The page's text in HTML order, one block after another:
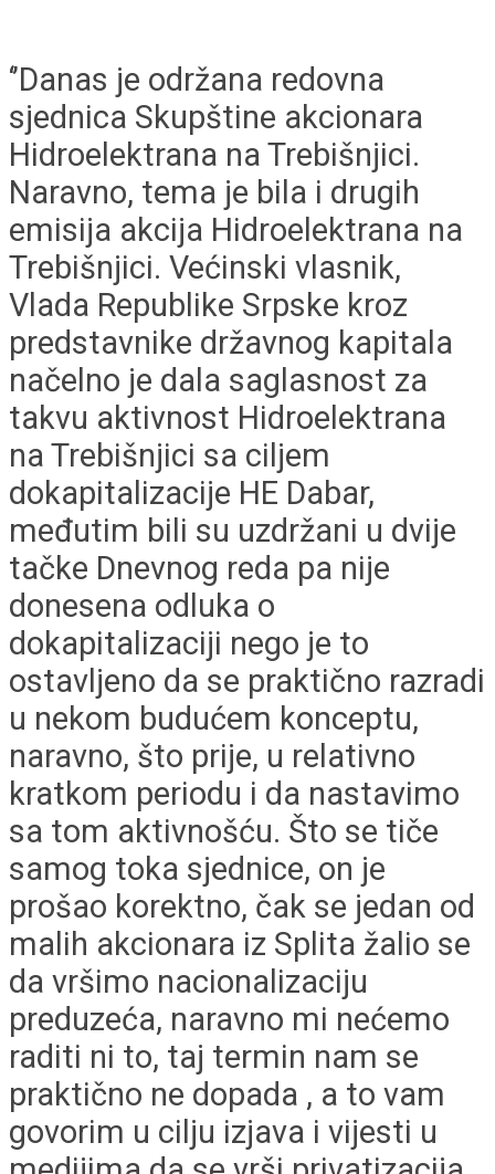
‘’Danas je održana redovna
sjednica Skupštine akcionara
Hidroelektrana na Trebišnjici.
Naravno, tema je bila i drugih
emisija akcija Hidroelektrana na
Trebišnjici. Većinski vlasnik,
Vlada Republike Srpske kroz
predstavnike državnog kapitala
načelno je dala saglasnost za
takvu aktivnost Hidroelektrana
na Trebišnjici sa ciljem
dokapitalizacije HE Dabar,
međutim bili su uzdržani u dvije
tačke Dnevnog reda pa nije
donesena odluka o
dokapitalizaciji nego je to
ostavljeno da se praktično razradi
u nekom budućem konceptu,
naravno, što prije, u relativno
kratkom periodu i da nastavimo
sa tom aktivnošću. Što se tiče
samog toka sjednice, on je
prošao korektno, čak se jedan od
malih akcionara iz Splita žalio se
da vršimo nacionalizaciju
preduzeća, naravno mi nećemo
raditi ni to, taj termin nam se
praktično ne dopada , a to vam
govorim u cilju izjava i vijesti u